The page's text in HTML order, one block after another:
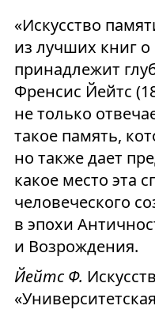
«Искусство
из лучших книг о
принадлежит
Френсис Йейтс
не только
такое память,
но также дает
какое место эта
человеческого
в эпохи
и Возрождения.
Йейтс Ф.